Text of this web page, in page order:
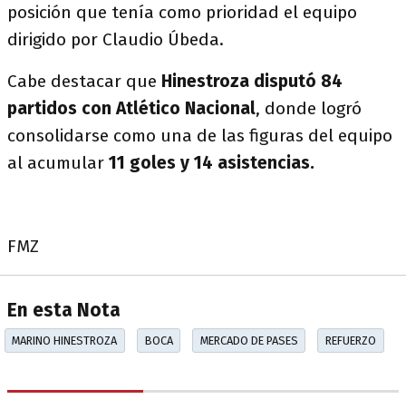
posición que tenía como prioridad el equipo
dirigido por Claudio Úbeda.
Cabe destacar que Hinestroza disputó 84
partidos con Atlético Nacional, donde logró
consolidarse como una de las figuras del equipo
al acumular 11 goles y 14 asistencias.
FMZ
En esta Nota
MARINO HINESTROZA BOCA MERCADO DE PASES REFUERZO